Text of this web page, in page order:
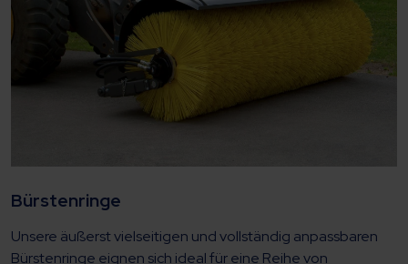
Bürstenringe
Unsere äußerst vielseitigen und vollständig anpassbaren
Bürstenringe eignen sich ideal für eine Reihe von